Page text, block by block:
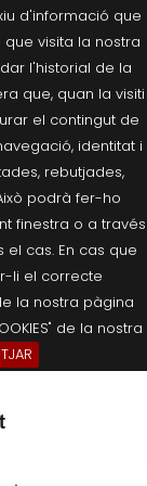
d'informació que
visita la nostra
l'historial de la
que, quan la visiti
el contingut de
identitat i
rebutjades,
podrà fer-ho
finestra o a través
cas. En cas que
li el correcte
la nostra pàgina
de la nostra